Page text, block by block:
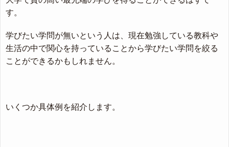
す。
学びたい学問が無いという人は、現在勉強している教科や
生活の中で関心を持っていることから学びたい学問を絞る
ことができるかもしれません。
いくつか具体例を紹介します。